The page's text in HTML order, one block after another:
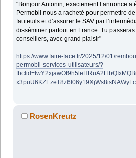
"Bonjour Antonin, exactement l’annonce a
Permobil nous a racheté pour permettre
fauteuils et d’assurer le SAV par
disséminer partout en France. Tu
conseillers, avec grand plaisir"
https://www.faire-face.fr/2025/12/01/
permobil-services-utilisateurs/?
RosenKreutz